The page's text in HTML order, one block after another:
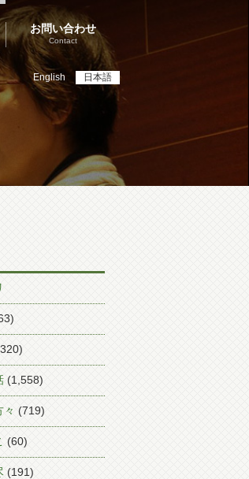
English 日本語
お問い合わせ
Contact
(1,558)
々 (719)
(60)
(191)